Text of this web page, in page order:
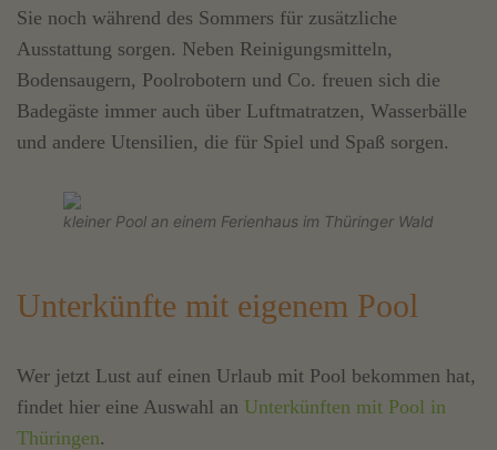
Sie noch während des Sommers für zusätzliche
Ausstattung sorgen. Neben Reinigungsmitteln,
Bodensaugern, Poolrobotern und Co. freuen sich die
Badegäste immer auch über Luftmatratzen, Wasserbälle
und andere Utensilien, die für Spiel und Spaß sorgen.
kleiner Pool an einem Ferienhaus im Thüringer Wald
Unterkünfte mit eigenem Pool
Wer jetzt Lust auf einen Urlaub mit Pool bekommen hat,
findet hier eine Auswahl an Unterkünften mit Pool in
Thüringen.